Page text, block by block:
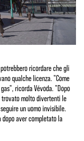
ricordare che gli
qualche licenza. "Come
ricorda Vévoda. "Dopo
molto divertenti le
un uomo invisibile.
dopo aver completato la